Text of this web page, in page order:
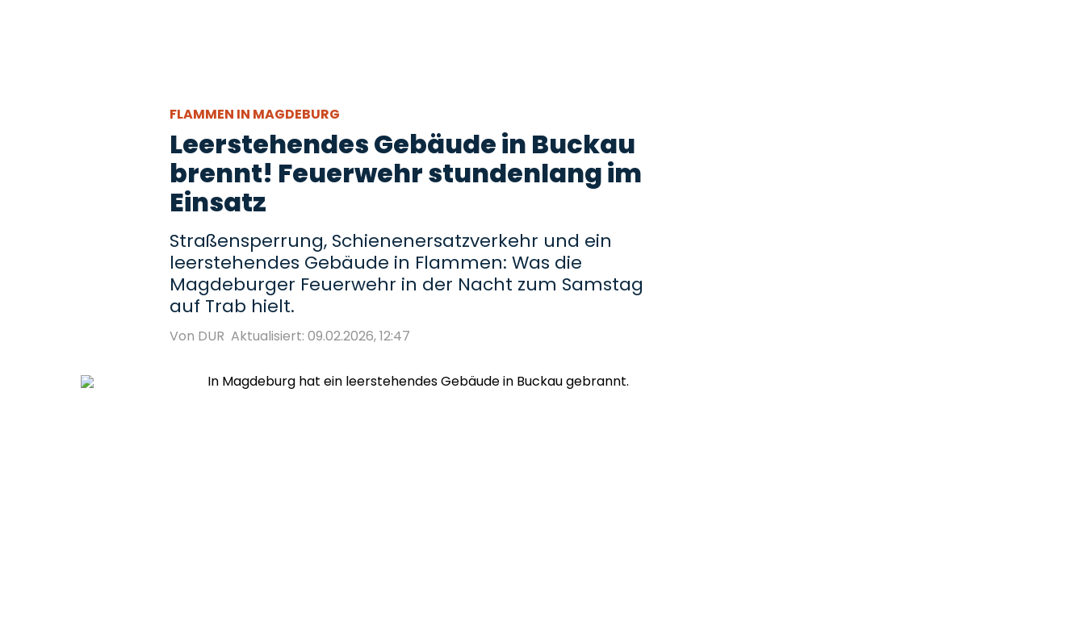
FLAMMEN IN MAGDEBURG
Leerstehendes Gebäude in Buckau
brennt! Feuerwehr stundenlang im
Einsatz
Straßensperrung, Schienenersatzverkehr und ein
leerstehendes Gebäude in Flammen: Was die
Magdeburger Feuerwehr in der Nacht zum Samstag
auf Trab hielt.
Von DUR Aktualisiert: 09.02.2026, 12:47